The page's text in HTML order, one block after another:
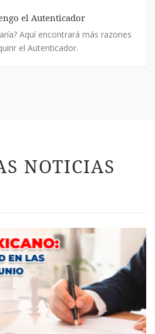
el Autenticador
Aquí encontrará más razones
el Autenticador.
NOTICIAS